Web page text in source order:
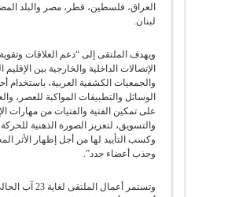
العراق، فلسطين، قطر، مصر والبلد
لبنان.
ويهدف الملتقى إلى “دعم العلاقات وتقوية
الإتصالات الداخلية والخارجية بين الإقليم
والجمعيات الكشفية العربية، باستخدام
الوسائل والتطبيقات المواكبة للعصر،
على تمكين الفتية والفتيات من مهارات
والتسويق، لتعزيز الصورة الذهنية
وكسب التأييد لها من أجل إظهار الأثر
وجذب أعضاء جدد”.
وتستمر أعمال الملتقى